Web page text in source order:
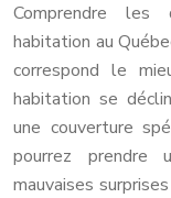
Comprendre les
habitation au
correspond le
habitation se
une couverture
pourrez prendre
mauvaises